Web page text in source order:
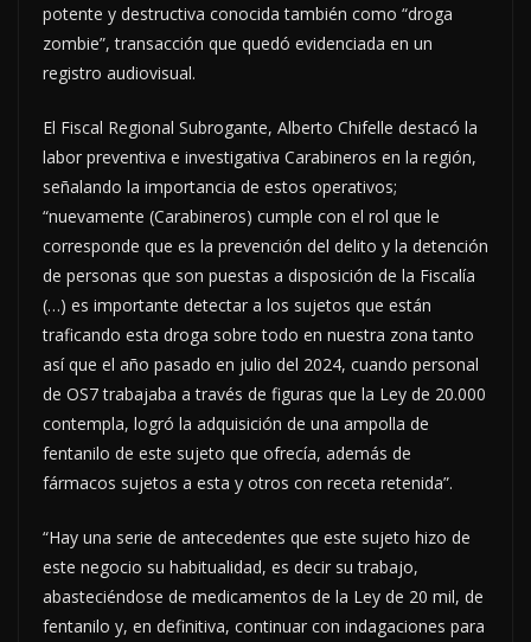
potente y destructiva conocida también como “droga
zombie”, transacción que quedó evidenciada en un
registro audiovisual.
El Fiscal Regional Subrogante, Alberto Chifelle destacó la
labor preventiva e investigativa Carabineros en la región,
señalando la importancia de estos operativos;
“nuevamente (Carabineros) cumple con el rol que le
corresponde que es la prevención del delito y la detención
de personas que son puestas a disposición de la Fiscalía
(…) es importante detectar a los sujetos que están
traficando esta droga sobre todo en nuestra zona tanto
así que el año pasado en julio del 2024, cuando personal
de OS7 trabajaba a través de figuras que la Ley de 20.000
contempla, logró la adquisición de una ampolla de
fentanilo de este sujeto que ofrecía, además de
fármacos sujetos a esta y otros con receta retenida”.
“Hay una serie de antecedentes que este sujeto hizo de
este negocio su habitualidad, es decir su trabajo,
abasteciéndose de medicamentos de la Ley de 20 mil, de
fentanilo y, en definitiva, continuar con indagaciones para